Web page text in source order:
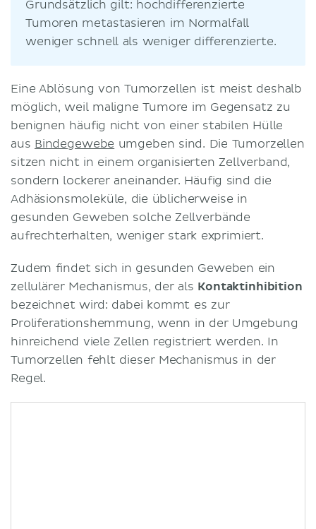
Grundsätzlich gilt: hochdifferenzierte
Tumoren metastasieren im Normalfall
weniger schnell als weniger differenzierte.
Eine Ablösung von Tumorzellen ist meist deshalb
möglich, weil maligne Tumore im Gegensatz zu
benignen häufig nicht von einer stabilen Hülle
aus Bindegewebe umgeben sind. Die Tumorzellen
sitzen nicht in einem organisierten Zellverband,
sondern lockerer aneinander. Häufig sind die
Adhäsionsmoleküle, die üblicherweise in
gesunden Geweben solche Zellverbände
aufrechterhalten, weniger stark exprimiert.
Zudem findet sich in gesunden Geweben ein
zellulärer Mechanismus, der als Kontaktinhibition
bezeichnet wird: dabei kommt es zur
Proliferationshemmung, wenn in der Umgebung
hinreichend viele Zellen registriert werden. In
Tumorzellen fehlt dieser Mechanismus in der
Regel.